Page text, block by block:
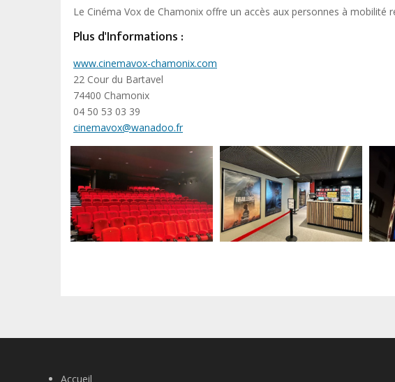
Le Cinéma Vox de Chamonix offre un accès aux personnes à mobilité
Plus d'Informations :
www.cinemavox-chamonix.com
22 Cour du Bartavel
74400 Chamonix
04 50 53 03 39
cinemavox@wanadoo.fr
Accueil